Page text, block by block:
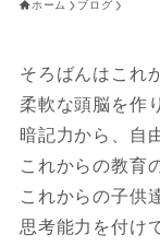
ホーム ブログ
そろばんはこれ
柔軟な頭脳を作
暗記力から、自
これからの教育
これからの子供
思考能力を付け